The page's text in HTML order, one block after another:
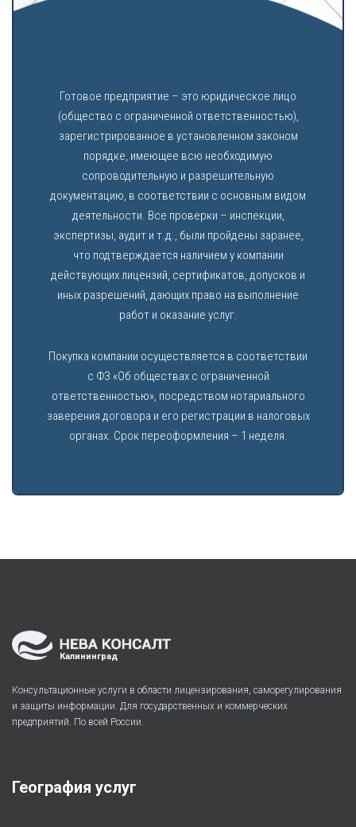
Готовое предприятие – это юридическое лицо
(общество с ограниченной ответственностью),
зарегистрированное в установленном законом
порядке, имеющее всю необходимую
сопроводительную и разрешительную
документацию, в соответствии с основным видом
деятельности. Все проверки – инспекции,
экспертизы, аудит и т.д., были пройдены заранее,
что подтверждается наличием у компании
действующих лицензий, сертификатов, допусков и
иных разрешений, дающих право на выполнение
работ и оказание услуг.
Покупка компании осуществляется в соответствии
с ФЗ «Об обществах с ограниченной
ответственностью», посредством нотариального
заверения договора и его регистрации в налоговых
органах. Срок переоформления – 1 неделя.
Калининград
Консультационные услуги в области лицензирования, саморегулирования
и защиты информации. Для государственных и коммерческих
предприятий. По всей России.
География услуг